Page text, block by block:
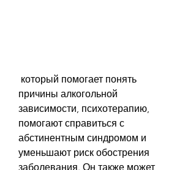
причины алкогольной
зависимости, психотерапию,
помогают справиться с
абстинентным синдромом и
уменьшают риск обострения
заболевания. Он также может